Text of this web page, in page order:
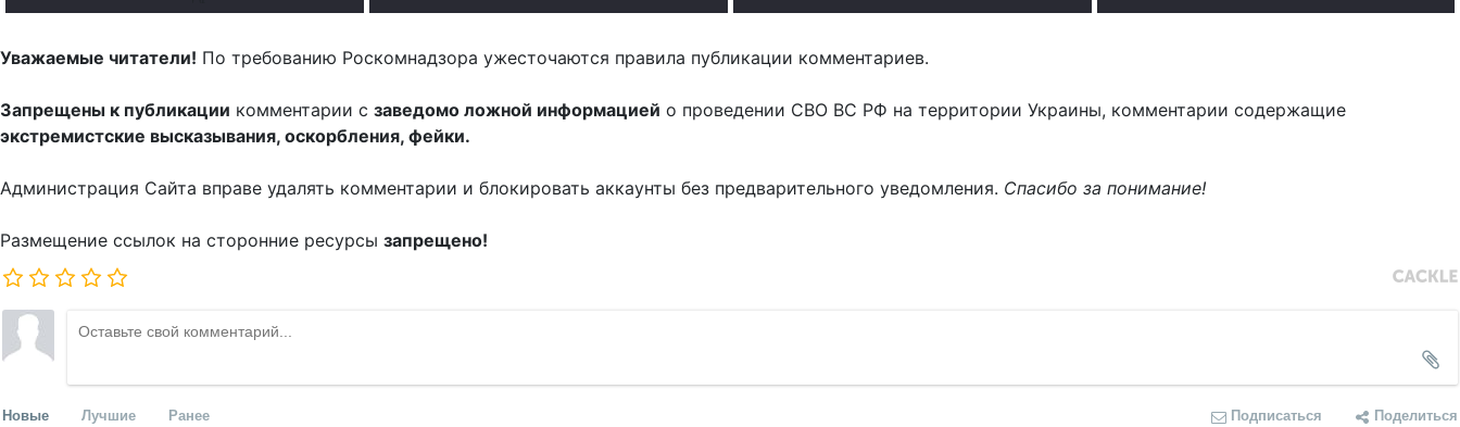
Уважаемые читатели! По требованию Роскомнадзора ужесточаются правила публикации комментариев.
Запрещены к публикации комментарии с заведомо ложной информацией о проведении СВО ВС РФ на территории Украины, комментарии содержащие
экстремистские высказывания, оскорбления, фейки.
Администрация Сайта вправе удалять комментарии и блокировать аккаунты без предварительного уведомления. Спасибо за понимание!
Размещение ссылок на сторонние ресурсы запрещено!
Новые Лучшие Ранее Подписаться Поделиться